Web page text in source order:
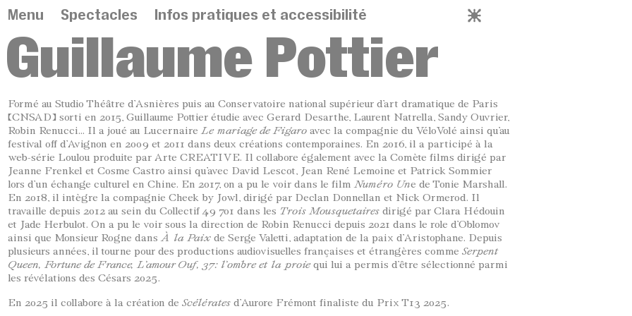
Menu Spectacles Infos pratiques et accessibilité
Guillaume Pottier
Formé au Studio Théâtre d’Asnières puis au Conservatoire national supérieur d’art dramatique de Paris
(CNSAD) sorti en 2015, Guillaume Pottier étudie avec Gerard Desarthe, Laurent Natrella, Sandy Ouvrier,
Robin Renucci… Il a joué au Lucernaire Le mariage de Figaro avec la compagnie du VéloVolé ainsi qu’au
festival off d’Avignon en 2009 et 2011 dans deux créations contemporaines. En 2016, il a participé à la
web-série Loulou produite par Arte CREATIVE. Il collabore également avec la Comète films dirigé par
Jeanne Frenkel et Cosme Castro ainsi qu’avec David Lescot, Jean René Lemoine et Patrick Sommier
lors d’un échange culturel en Chine. En 2017, on a pu le voir dans le film Numéro Une de Tonie Marshall.
En 2018, il intègre la compagnie Cheek by Jowl, dirigé par Declan Donnellan et Nick Ormerod. Il
travaille depuis 2012 au sein du Collectif 49 701 dans les Trois Mousquetaires dirigé par Clara Hédouin
et Jade Herbulot. On a pu le voir sous la direction de Robin Renucci depuis 2021 dans le role d’Oblomov
ainsi que Monsieur Rogne dans À la Paixde Serge Valetti, adaptation de la paix d’Aristophane. Depuis
plusieurs années, il tourne pour des productions audiovisuelles françaises et étrangères commeSerpent
Queen, Fortune de France, L’amour Ouf, 37: l’ombre et la proiequi lui a permis d’être sélectionné parmi
les révélations des Césars 2025.
En 2025 il collabore à la création deScélératesd’Aurore Frémont finaliste du Prix T13 2025.
Panneau de gestion des cookies